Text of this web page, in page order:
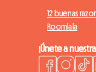
12 buenas
Roomlala
¡Únete a